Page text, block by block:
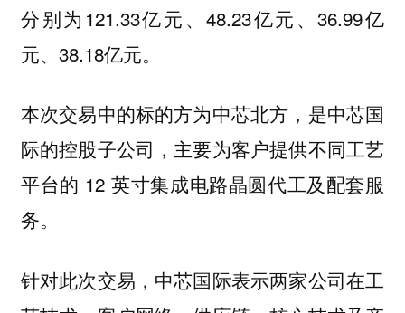
分别为121.33亿元、48.23亿元、36.99亿
元、38.18亿元。
本次交易中的标的方为中芯北方，是中芯国
际的控股子公司，主要为客户提供不同工艺
平台的 12 英寸集成电路晶圆代工及配套服
务。
针对此次交易，中芯国际表示两家公司在工